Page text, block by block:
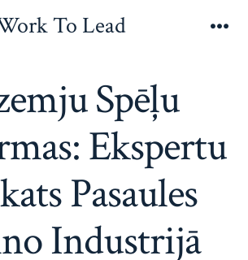
To Lead
Spēļu
Ekspertu
Pasaules
Industrijā